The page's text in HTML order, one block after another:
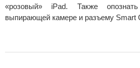
«розовый» iPad. Также
выпирающей камере и разъему Smart